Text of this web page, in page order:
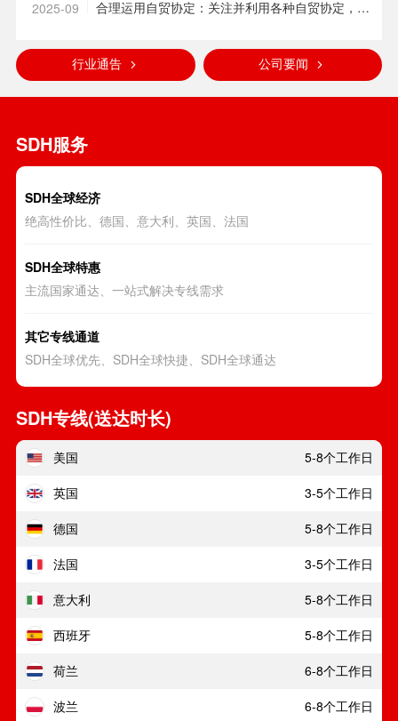
2025-09
合理运用自贸协定：关注并利用各种自贸协定，如
宝)，若符合相关规定，关税可以从 15% 逐步降至
0，但需要提供原产地证明(Form E)等相关文件，
行业通告 公司要闻
SDH服务
SDH全球经济
绝高性价比、德国、意大利、英国、法国
SDH全球特惠
主流国家通达、一站式解决专线需求
其它专线通道
SDH全球优先、SDH全球快捷、SDH全球通达
SDH专线(送达时长)
美国
5-8个工作日
英国
3-5个工作日
德国
5-8个工作日
法国
3-5个工作日
意大利
5-8个工作日
西班牙
5-8个工作日
荷兰
6-8个工作日
波兰
6-8个工作日